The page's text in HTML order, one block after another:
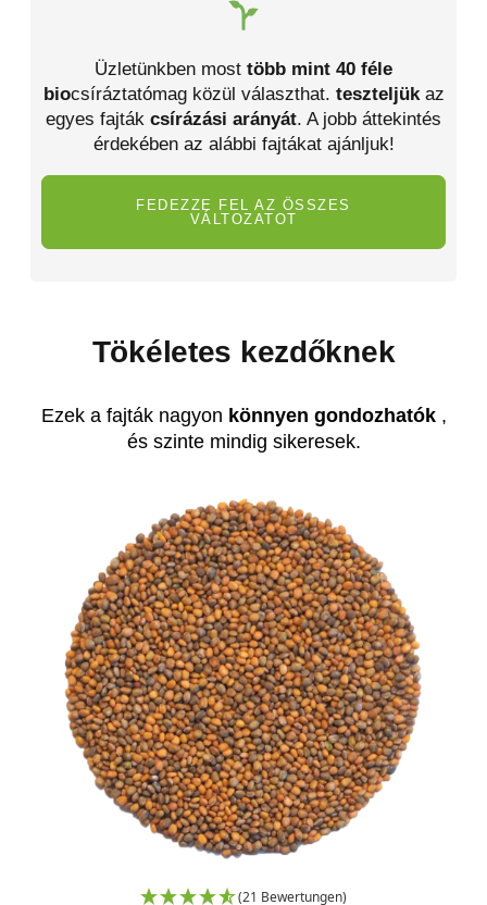
Üzletünkben most több mint 40 féle
biocsíráztatómag közül választhat. teszteljükaz
egyes fajták csírázási arányát. A jobb áttekintés
érdekében az alábbi fajtákat ajánljuk!
FEDEZZE FEL AZ ÖSSZES
VÁLTOZATOT
Tökéletes kezdőknek
Ezek a fajták nagyon könnyen gondozhatók,
és szinte mindig sikeresek.
(21 Bewertungen)